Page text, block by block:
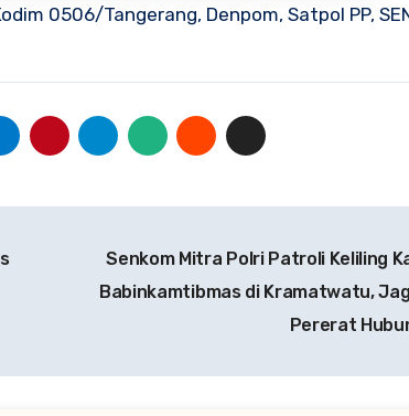
0506/Tangerang, Denpom, Satpol PP,
Senkom Mitra Polri Patroli Keliling
Babinkamtibmas di Kramatwatu,
Pererat